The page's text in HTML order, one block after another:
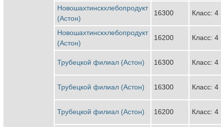
Новошахтинскхлебопродукт
(Астон)
16300 Класс: 4
Новошахтинскхлебопродукт
(Астон)
16200 Класс: 4
Трубецкой филиал (Астон) 16300 Класс: 4
Трубецкой филиал (Астон) 16300 Класс: 4
Трубецкой филиал (Астон) 16200 Класс: 4